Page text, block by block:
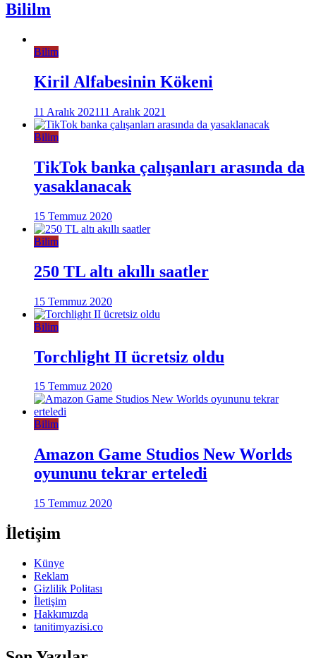
Bililm
Bilim
Kiril Alfabesinin Kökeni
11 Aralık 202111 Aralık 2021
Bilim
TikTok banka çalışanları arasında da
yasaklanacak
15 Temmuz 2020
Bilim
250 TL altı akıllı saatler
15 Temmuz 2020
Bilim
Torchlight II ücretsiz oldu
15 Temmuz 2020
Bilim
Amazon Game Studios New Worlds
oyununu tekrar erteledi
15 Temmuz 2020
İletişim
Künye
Reklam
Gizlilik Politası
İletişim
Hakkımızda
tanitimyazisi.co